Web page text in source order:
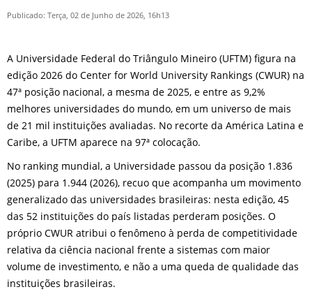
Publicado: Terça, 02 de Junho de 2026, 16h13
A Universidade Federal do Triângulo Mineiro (UFTM) figura na
edição 2026 do Center for World University Rankings (CWUR) na
47ª posição nacional, a mesma de 2025, e entre as 9,2%
melhores universidades do mundo, em um universo de mais
de 21 mil instituições avaliadas. No recorte da América Latina e
Caribe, a UFTM aparece na 97ª colocação.
No ranking mundial, a Universidade passou da posição 1.836
(2025) para 1.944 (2026), recuo que acompanha um movimento
generalizado das universidades brasileiras: nesta edição, 45
das 52 instituições do país listadas perderam posições. O
próprio CWUR atribui o fenômeno à perda de competitividade
relativa da ciência nacional frente a sistemas com maior
volume de investimento, e não a uma queda de qualidade das
instituições brasileiras.